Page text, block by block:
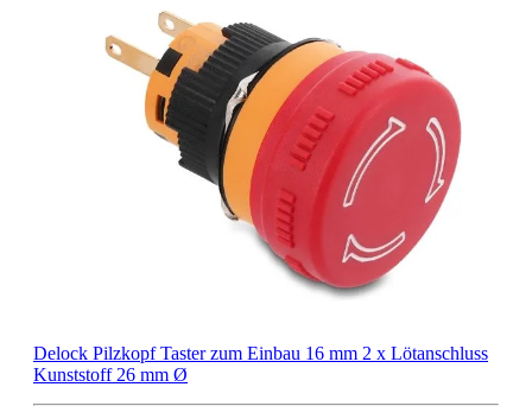
Delock Pilzkopf Taster zum Einbau 16 mm 2 x Lötanschluss
Kunststoff 26 mm Ø